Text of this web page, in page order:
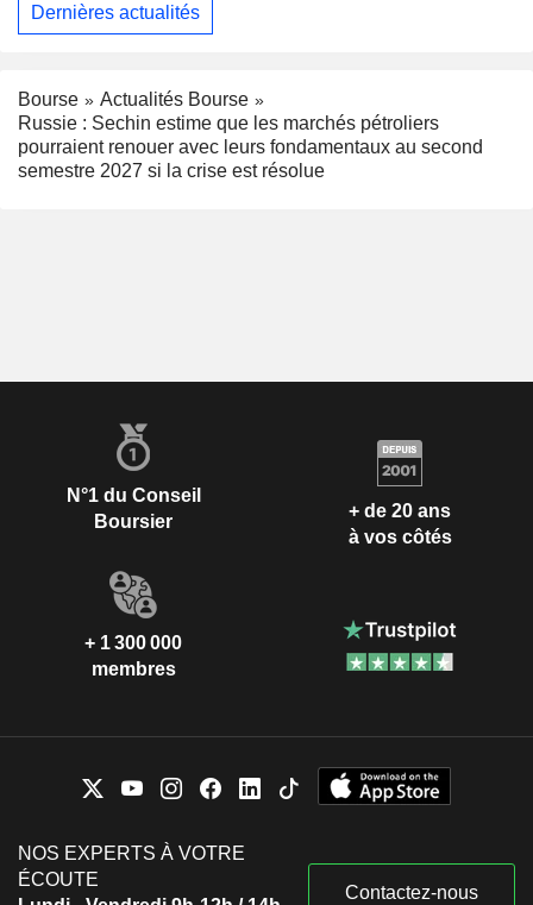
Dernières actualités
Bourse
Actualités Bourse
Russie : Sechin estime que les marchés pétroliers
pourraient renouer avec leurs fondamentaux au second
semestre 2027 si la crise est résolue
N°1 du Conseil
Boursier
+ de 20 ans
à vos côtés
+ 1 300 000
membres
NOS EXPERTS À VOTRE
ÉCOUTE
Contactez-nous